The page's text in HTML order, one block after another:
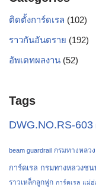
ติดตั้งการ์ดเรล (102)
ราวกันอันตราย (192)
อัพเดทผลงาน (52)
Tags
DWG.NO.RS-603
beam guardrail กรมทางหลวง
การ์ดเรล กรมทางหลวงช
ราวเหล็กลูกฟูก การ์ดเรล แม่ฮ่